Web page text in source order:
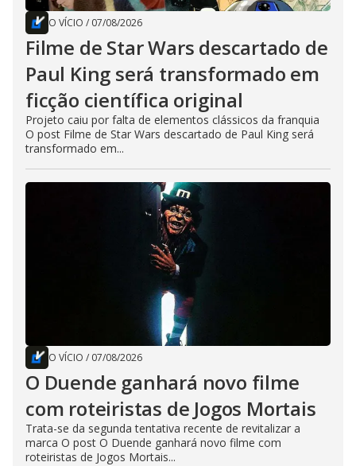
O VÍCIO / 07/08/2026
Filme de Star Wars descartado de
Paul King será transformado em
ficção científica original
Projeto caiu por falta de elementos clássicos da franquia
O post Filme de Star Wars descartado de Paul King será
transformado em...
O VÍCIO / 07/08/2026
O Duende ganhará novo filme
com roteiristas de Jogos Mortais
Trata-se da segunda tentativa recente de revitalizar a
marca O post O Duende ganhará novo filme com
roteiristas de Jogos Mortais...